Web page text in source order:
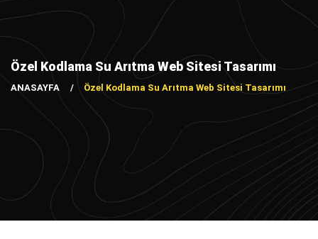
Özel Kodlama Su Arıtma Web Sitesi Tasarımı
ANASAYFA Özel Kodlama Su Arıtma Web Sitesi Tasarımı